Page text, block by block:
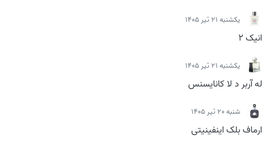
يكشنبه 21 تیر 1405
انیک 2
يكشنبه 21 تیر 1405
له آربر د لا کانایسنس
شنبه 20 تیر 1405
ارماف بلک اینفینیتی